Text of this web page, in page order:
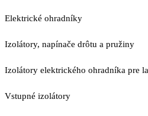
Elektrické ohradníky
Izolátory, napínače drôtu a pružiny
Izolátory elektrického ohradníka pre
Vstupné izolátory